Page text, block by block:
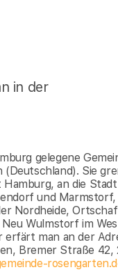
in der
gelegene
(Deutschland). Sie
Hamburg, an die
und Marmstorf,
Nordheide,
Wulmstorf im
erfärt man an der
Bremer Straße 42,